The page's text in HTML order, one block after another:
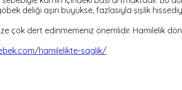
deliği aşırı büyükse, fazlasıyla şişlik
çok dert edinmemeniz önemlidir. Hamilelik
hamilelikte-saglik/